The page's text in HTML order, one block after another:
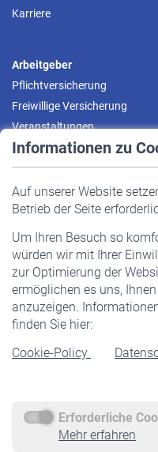
Informationen zu
Auf unserer Website
Betrieb der Seite
Um Ihren Besuch so
würden wir mit Ihrer
zur Optimierung der
ermöglichen es uns,
anzuzeigen.
finden Sie hier:
Cookie-Policy
Erforderliche
Mehr erfahren
Karriere
Arbeitgeber
Pflichtversicherung
Freiwillige Versicherung
Veranstaltungen
Pflichtversicherung
Staatliche Förderung
Veranstaltungen
Rentner
Rentenbeginn
Rente beantragen
Service
Informationen